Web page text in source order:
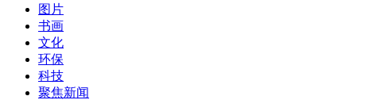
图片
书画
文化
环保
科技
聚焦新闻